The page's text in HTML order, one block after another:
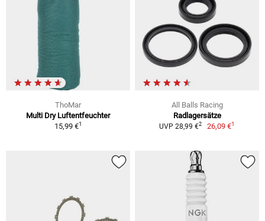
ThoMar
Multi Dry Luftentfeuchter
15,99 €1
All Balls Racing
Radlagersätze
UVP 28,99 €2 26,09 €1